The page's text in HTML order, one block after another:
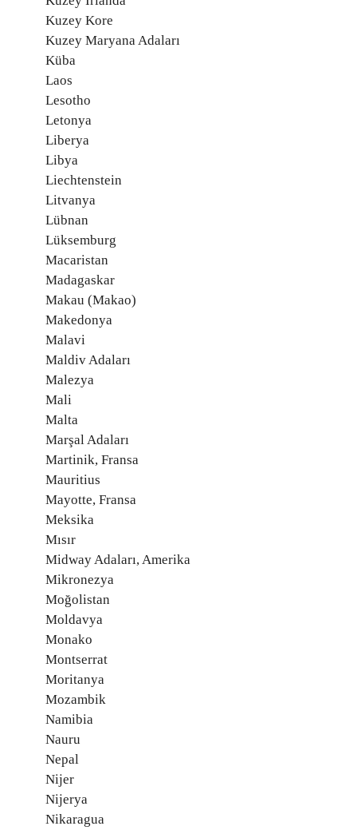
Kuzey Kore
Kuzey Maryana Adaları
Küba
Laos
Lesotho
Letonya
Liberya
Libya
Liechtenstein
Litvanya
Lübnan
Lüksemburg
Macaristan
Madagaskar
Makau (Makao)
Makedonya
Malavi
Maldiv Adaları
Malezya
Mali
Malta
Marşal Adaları
Martinik, Fransa
Mauritius
Mayotte, Fransa
Meksika
Mısır
Midway Adaları, Amerika
Mikronezya
Moğolistan
Moldavya
Monako
Montserrat
Moritanya
Mozambik
Namibia
Nauru
Nepal
Nijer
Nijerya
Nikaragua